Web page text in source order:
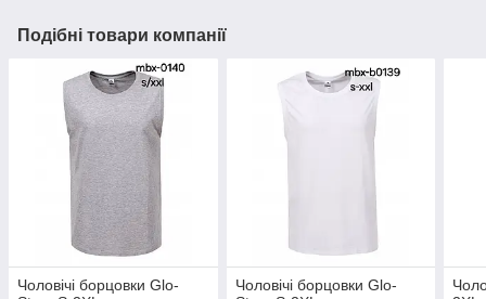
Подібні товари компанії
Чоловічі борцовки Glo-
Чоловічі борцовки Glo-